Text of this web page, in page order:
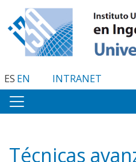
ES EN INTRANET
Técnicas